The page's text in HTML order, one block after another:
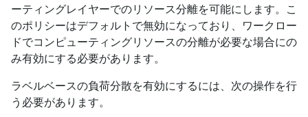
ーティングレイヤーでのリソース分離を可能にします。こ
のポリシーはデフォルトで無効になっており、ワークロー
ドでコンピューティングリソースの分離が必要な場合にの
み有効にする必要があります。
ラベルベースの負荷分散を有効にするには、次の操作を行
う必要があります。